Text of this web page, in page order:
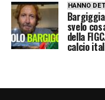
HANNO
svelo
della
calcio